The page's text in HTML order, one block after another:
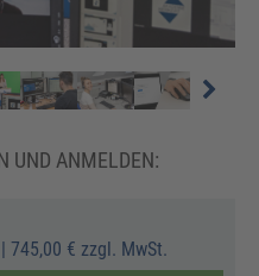
UND ANMELDEN:
745,00 € zzgl. MwSt.